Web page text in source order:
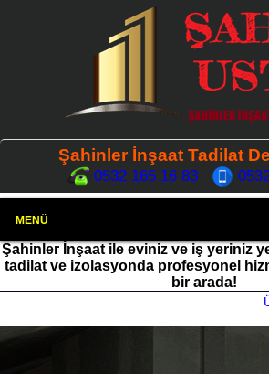
Şahinler İnşaat Tadilat
0532 165 16 83
MENÜ
Şahinler İnşaat ile eviniz ve iş yeriniz
tadilat ve izolasyonda profesyonel
bir arada!